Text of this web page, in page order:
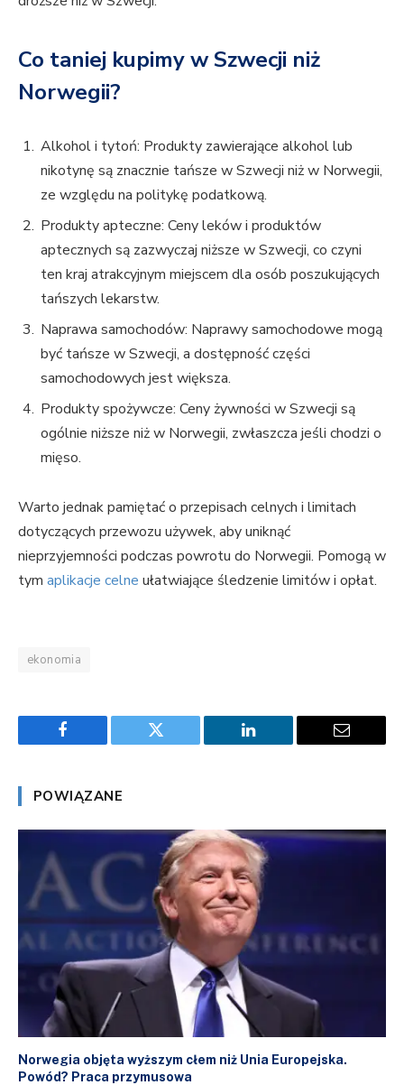
Co taniej kupimy w Szwecji niż
Norwegii?
Alkohol i tytoń: Produkty zawierające alkohol lub
nikotynę są znacznie tańsze w Szwecji niż w Norwegii,
ze względu na politykę podatkową.
Produkty apteczne: Ceny leków i produktów
aptecznych są zazwyczaj niższe w Szwecji, co czyni
ten kraj atrakcyjnym miejscem dla osób poszukujących
tańszych lekarstw.
Naprawa samochodów: Naprawy samochodowe mogą
być tańsze w Szwecji, a dostępność części
samochodowych jest większa.
Produkty spożywcze: Ceny żywności w Szwecji są
ogólnie niższe niż w Norwegii, zwłaszcza jeśli chodzi o
mięso.
Warto jednak pamiętać o przepisach celnych i limitach
dotyczących przewozu używek, aby uniknąć
nieprzyjemności podczas powrotu do Norwegii. Pomogą w
tym aplikacje celne ułatwiające śledzenie limitów i opłat.
ekonomia
Facebook Twitter LinkedIn Email
POWIĄZANE
Norwegia objęta wyższym cłem niż Unia Europejska.
Powód? Praca przymusowa